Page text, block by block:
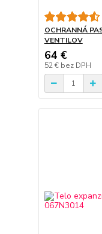
OCHRANNÁ
VENTILOV
64 €
52 € bez DPH